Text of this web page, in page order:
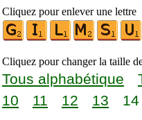
Cliquez pour enlever une lettre
Cliquez pour changer la taille
Tous alphabétique
10
11 12 13 14